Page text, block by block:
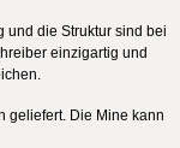
und die Struktur sind bei
einzigartig und
geliefert. Die Mine kann